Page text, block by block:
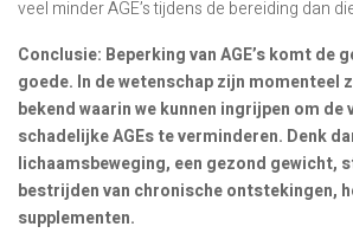
veel minder AGE’s tijdens de bereiding dan
Conclusie: Beperking van AGE’s komt de
goede. In de wetenschap zijn momenteel
bekend waarin we kunnen ingrijpen om de
schadelijke AGEs te verminderen. Denk
lichaamsbeweging, een gezond gewicht,
bestrijden van chronische ontstekingen,
supplementen.